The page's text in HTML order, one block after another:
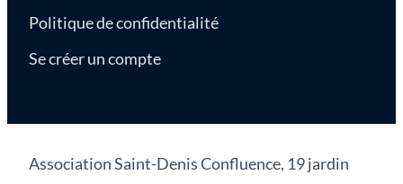
Politique de confidentialité
Se créer un compte
Association Saint-Denis Confluence, 19 jardin